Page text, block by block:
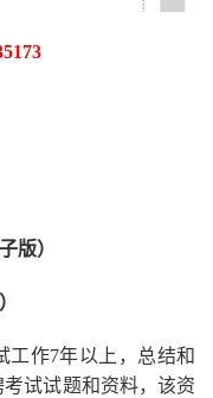
版）
工作7年以上，总结和
考试试题和资料，该资